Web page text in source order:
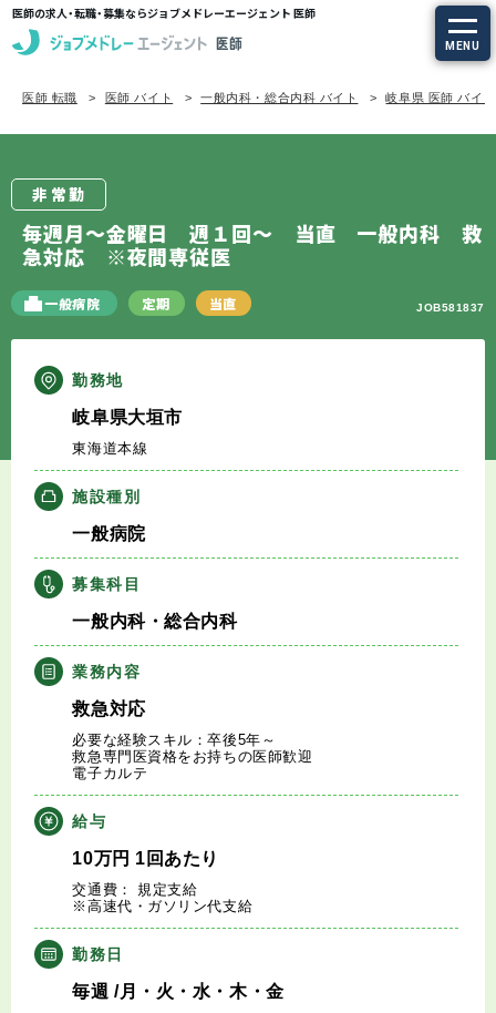
医師の求人・転職・募集ならジョブメドレーエージェント 医師
MENU
求人を探す
定期非常勤の求人
エージェントサービスTOP
サービスの流れ
キャリアアドバイザー紹介
医師の求人・転職Q&A
知りたい・聞きたい
転職成功事例
医師の転職マニュアル
データで見る医師の平均年収
医師に役立つ取材記事
大学医局紹介
医師 転職 医師 バイト 一般内科・総合内科 バイト 岐阜県 医師 バイト
非常勤
毎週月～金曜日 週１回～ 当直 一般内科 救
急対応 ※夜間専従医
一般病院 定期 当直 JOB581837
勤務地
岐阜県大垣市
東海道本線
施設種別
一般病院
募集科目
一般内科・総合内科
業務内容
救急対応
必要な経験スキル：卒後5年～
救急専門医資格をお持ちの医師歓迎
電子カルテ
給与
10万円 1回あたり
交通費： 規定支給
※高速代・ガソリン代支給
勤務日
毎週 /月・火・水・木・金